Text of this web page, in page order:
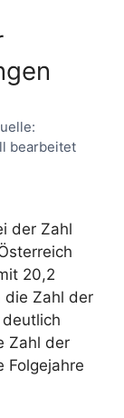
bearbeitet
der Zahl
20,2
die Zahl der
Zahl der
Folgejahre